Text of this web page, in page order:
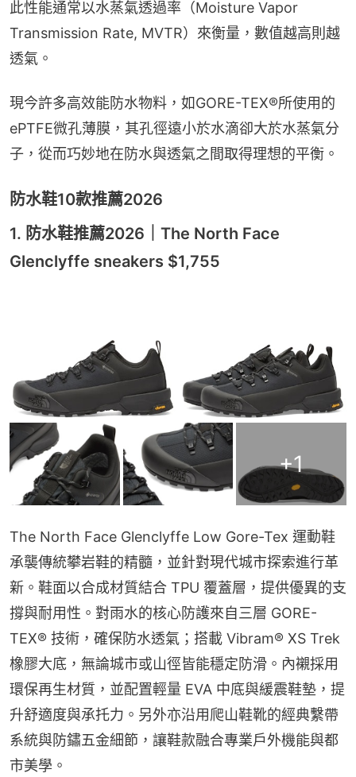
此性能通常以水蒸氣透過率（Moisture Vapor
Transmission Rate, MVTR）來衡量，數值越高則越
透氣。
現今許多高效能防水物料，如GORE-TEX®所使用的
ePTFE微孔薄膜，其孔徑遠小於水滴卻大於水蒸氣分
子，從而巧妙地在防水與透氣之間取得理想的平衡。
防水鞋10款推薦2026
1. 防水鞋推薦2026｜The North Face
Glenclyffe sneakers $1,755
+1
The North Face Glenclyffe Low Gore-Tex 運動鞋
承襲傳統攀岩鞋的精髓，並針對現代城市探索進行革
新。鞋面以合成材質結合 TPU 覆蓋層，提供優異的支
撐與耐用性。對雨水的核心防護來自三層 GORE-
TEX® 技術，確保防水透氣；搭載 Vibram® XS Trek
橡膠大底，無論城市或山徑皆能穩定防滑。內襯採用
環保再生材質，並配置輕量 EVA 中底與緩震鞋墊，提
升舒適度與承托力。另外亦沿用爬山鞋靴的經典繫帶
系統與防鏽五金細節，讓鞋款融合專業戶外機能與都
市美學。